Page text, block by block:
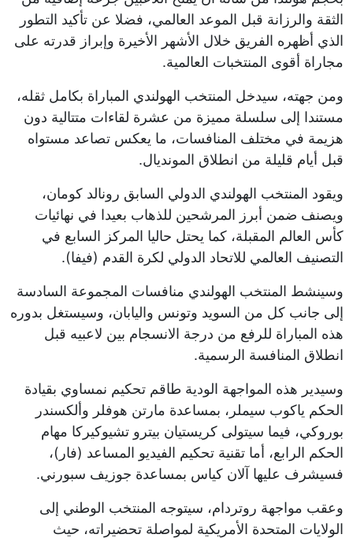
الثقة والرزانة قبل الموعد العالمي، فضلا عن تأكيد التطور
الذي أظهره الفريق خلال الأشهر الأخيرة وإبراز قدرته على
مجاراة أقوى المنتخبات العالمية.
ومن جهته، سيدخل المنتخب الهولندي المباراة بكامل ثقله،
مستندا إلى سلسلة مميزة من عشرة لقاءات متتالية دون
هزيمة في مختلف المنافسات، ما يعكس تصاعد مستواه
قبل أيام قليلة من انطلاق المونديال.
ويقود المنتخب الهولندي الدولي السابق رونالد كومان،
ويصنف ضمن أبرز المرشحين للذهاب بعيدا في نهائيات
كأس العالم المقبلة، كما يحتل حاليا المركز السابع في
التصنيف العالمي للاتحاد الدولي لكرة القدم (فيفا).
وسينشط المنتخب الهولندي منافسات المجموعة السادسة
إلى جانب كل من السويد وتونس واليابان، وسيستغل بدوره
هذه المباراة للرفع من درجة الانسجام بين لاعبيه قبل
انطلاق المنافسة الرسمية.
وسيدير هذه المواجهة الودية طاقم تحكيم نمساوي بقيادة
الحكم ياكوب سيملر، بمساعدة مارتن هوفلر وألكسندر
بوروكي، فيما سيتولى كريستيان بيترو تشيوكيركا مهام
الحكم الرابع، أما تقنية تحكيم الفيديو المساعد (فار)،
فسيشرف عليها آلان كياس بمساعدة جوزيف سبورني.
وعقب مواجهة روتردام، سيتوجه المنتخب الوطني إلى
الولايات المتحدة الأمريكية لمواصلة تحضيراته، حيث